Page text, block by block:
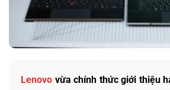
Lenovo vừa chính thức giới thiệu